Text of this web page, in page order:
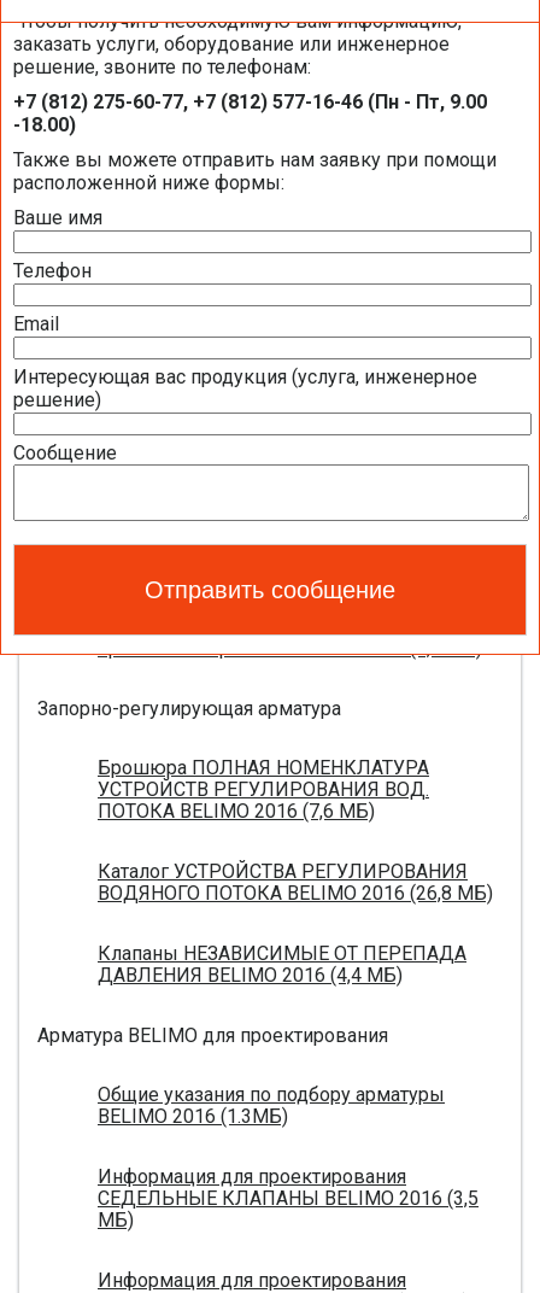
Чтобы получить необходимую вам информацию,
заказать услуги, оборудование или инженерное
решение, звоните по телефонам:
+7 (812) 275-60-77, +7 (812) 577-16-46 (Пн - Пт, 9.00
-18.00)
Также вы можете отправить нам заявку при помощи
расположенной ниже формы:
Ваше имя
Телефон
Email
Интересующая вас продукция (услуга, инженерное
решение)
Сообщение
Каталоги и брошюры BELIMO
Общая информация BELIMO
Презентация компании BELIMO 2016 (2,51
МБ)
Полная номенклатура продукции BELIMO
Приводы для воздушных клапанов
Полный обзор электроприводов для систем
вентиляции 2016 (17,5 МБ)
Каталог ЭЛЕКТРОПРИВОДЫ ДЛЯ
ВОЗДУШНЫХ ЗАСЛОНОК BELIMO 2016 (18,2
противопожарных клапанов 2015 (0,8 МБ)
Запорно-регулирующая арматура
Брошюра ПОЛНАЯ НОМЕНКЛАТУРА
УСТРОЙСТВ РЕГУЛИРОВАНИЯ ВОД.
ПОТОКА BELIMO 2016 (7,6 МБ)
Каталог УСТРОЙСТВА РЕГУЛИРОВАНИЯ
ВОДЯНОГО ПОТОКА BELIMO 2016 (26,8 МБ)
Клапаны НЕЗАВИСИМЫЕ ОТ ПЕРЕПАДА
ДАВЛЕНИЯ BELIMO 2016 (4,4 МБ)
Арматура BELIMO для проектирования
Общие указания по подбору арматуры
BELIMO 2016 (1.3МБ)
Информация для проектирования
СЕДЕЛЬНЫЕ КЛАПАНЫ BELIMO 2016 (3,5
МБ)
Информация для проектирования